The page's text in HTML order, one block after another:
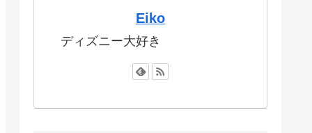
Eiko
ディズニー大好き